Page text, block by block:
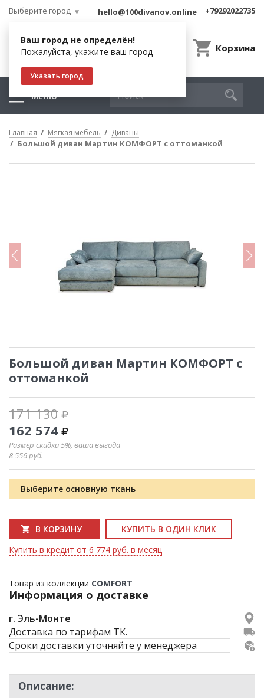
Выберите город
Ваш город не определён!
Пожалуйста, укажите ваш город
Указать город
hello@100divanov.online +79292022735
Корзина
МЕНЮ
Главная Мягкая мебель Диваны
Большой диван Мартин КОМФОРТ c оттоманкой
Большой диван Мартин КОМФОРТ c
оттоманкой
171 130
162 574
Размер скидки 5%, ваша выгода
8 556руб.
Выберите основную ткань
В КОРЗИНУ
КУПИТЬ В ОДИН КЛИК
Купить в кредит от 6 774 руб. в месяц
Товар из коллекции COMFORT
Информация о доставке
г. Эль-Монте
Доставка по тарифам ТК.
Сроки доставки уточняйте у менеджера
Описание: